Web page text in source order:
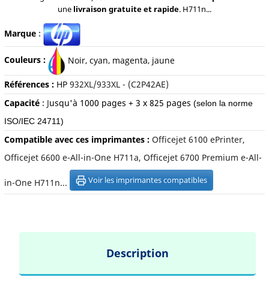
une livraison gratuite et rapide. H711n...
Marque:
Couleurs : Noir, cyan, magenta, jaune
Références : HP 932XL/933XL - (C2P42AE)
Capacité: Jusqu'à 1000 pages + 3 x 825 pages (selon la norme
ISO/IEC 24711)
Compatible avec ces imprimantes : Officejet 6100 ePrinter,
Officejet 6600 e-All-in-One H711a, Officejet 6700 Premium e-All-
in-One H711n... Voir les imprimantes compatibles
Description